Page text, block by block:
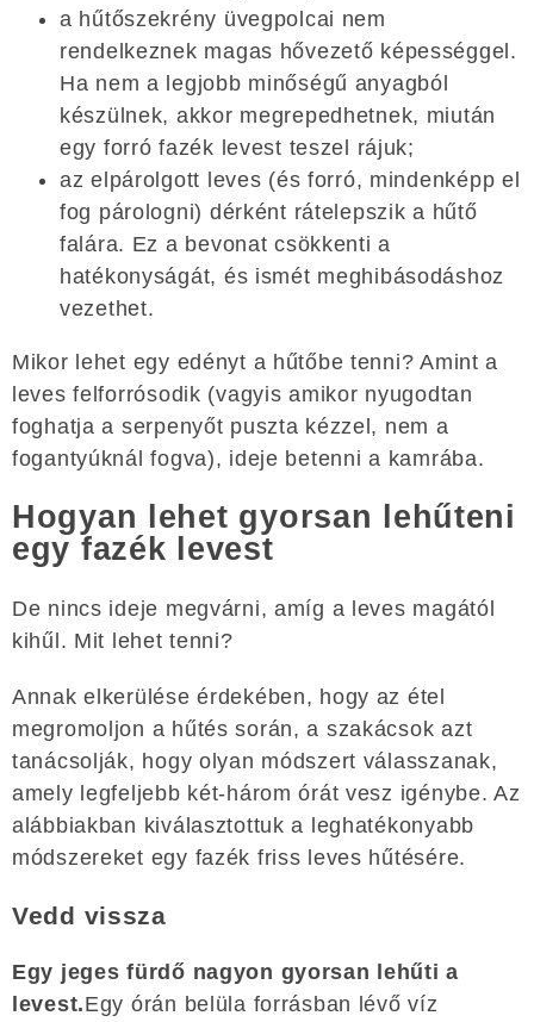
a hűtőszekrény üvegpolcai nem
rendelkeznek magas hővezető képességgel.
Ha nem a legjobb minőségű anyagból
készülnek, akkor megrepedhetnek, miután
egy forró fazék levest teszel rájuk;
az elpárolgott leves (és forró, mindenképp el
fog párologni) dérként rátelepszik a hűtő
falára. Ez a bevonat csökkenti a
hatékonyságát, és ismét meghibásodáshoz
vezethet.
Mikor lehet egy edényt a hűtőbe tenni? Amint a
leves felforrósodik (vagyis amikor nyugodtan
foghatja a serpenyőt puszta kézzel, nem a
fogantyúknál fogva), ideje betenni a kamrába.
Hogyan lehet gyorsan lehűteni
egy fazék levest
De nincs ideje megvárni, amíg a leves magától
kihűl. Mit lehet tenni?
Annak elkerülése érdekében, hogy az étel
megromoljon a hűtés során, a szakácsok azt
tanácsolják, hogy olyan módszert válasszanak,
amely legfeljebb két-három órát vesz igénybe. Az
alábbiakban kiválasztottuk a leghatékonyabb
módszereket egy fazék friss leves hűtésére.
Vedd vissza
Egy jeges fürdő nagyon gyorsan lehűti a
levest.Egy órán belüla forrásban lévő víz